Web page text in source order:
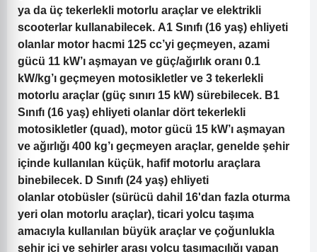
ya da üç tekerlekli motorlu araçlar ve elektrikli
scooterlar kullanabilecek. A1 Sınıfı (16 yaş) ehliyeti
olanlar motor hacmi 125 cc’yi geçmeyen, azami
gücü 11 kW’ı aşmayan ve güç/ağırlık oranı 0.1
kW/kg’ı geçmeyen motosikletler ve 3 tekerlekli
motorlu araçlar (güç sınırı 15 kW) sürebilecek. B1
Sınıfı (16 yaş) ehliyeti olanlar dört tekerlekli
motosikletler (quad), motor gücü 15 kW’ı aşmayan
ve ağırlığı 400 kg’ı geçmeyen araçlar, genelde şehir
içinde kullanılan küçük, hafif motorlu araçlara
binebilecek. D Sınıfı (24 yaş) ehliyeti
olanlar otobüsler (sürücü dahil 16'dan fazla oturma
yeri olan motorlu araçlar), ticari yolcu taşıma
amacıyla kullanılan büyük araçlar ve çoğunlukla
şehir içi ve şehirler arası yolcu taşımacılığı yapan